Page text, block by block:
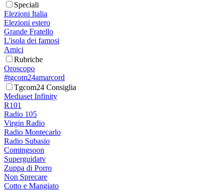
Speciali
Elezioni Italia
Elezioni estero
Grande Fratello
L'isola dei famosi
Amici
Rubriche
Oroscopo
#tgcom24amarcord
Tgcom24 Consiglia
Mediaset Infinity
R101
Radio 105
Virgin Radio
Radio Montecarlo
Radio Subasio
Comingsoon
Superguidatv
Zuppa di Porro
Non Sprecare
Cotto e Mangiato